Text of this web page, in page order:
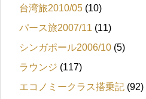
台湾旅2010/05 (10)
パース旅2007/11 (11)
シンガポール2006/10 (5)
ラウンジ (117)
エコノミークラス搭乗記 (92)